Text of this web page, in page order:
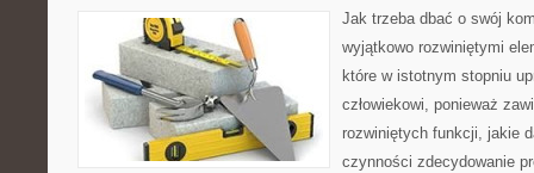
Jak trzeba dbać o swój
wyjątkowo rozwiniętymi
które w istotnym stopniu
człowiekowi, ponieważ
rozwiniętych funkcji, jakie
czynności zdecydowanie